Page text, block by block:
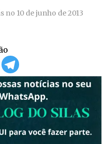
no 10 de junho de 2013